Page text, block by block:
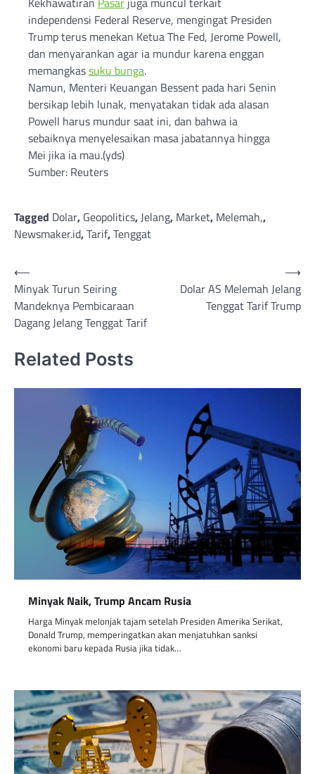
independensi Federal Reserve, mengingat Presiden
Trump terus menekan Ketua The Fed, Jerome Powell,
dan menyarankan agar ia mundur karena enggan
memangkassuku bunga.
Namun, Menteri Keuangan Bessent pada hari Senin
bersikap lebih lunak, menyatakan tidak ada alasan
Powell harus mundur saat ini, dan bahwa ia
sebaiknya menyelesaikan masa jabatannya hingga
Mei jika ia mau.(yds)
Sumber: Reuters
Tagged Dolar, Geopolitics,Jelang, Market, Melemah,,
Newsmaker.id,Tarif,Tenggat
Post
navigation
⟵
Minyak Turun Seiring
Mandeknya Pembicaraan
Dagang Jelang Tenggat Tarif
Dolar AS Melemah Jelang
Tenggat Tarif Trump
⟶
Related Posts
Minyak Naik, Trump Ancam Rusia
Harga Minyak melonjak tajam setelah Presiden Amerika Serikat,
Donald Trump, memperingatkan akan menjatuhkan sanksi
ekonomi baru kepada Rusia jika tidak…